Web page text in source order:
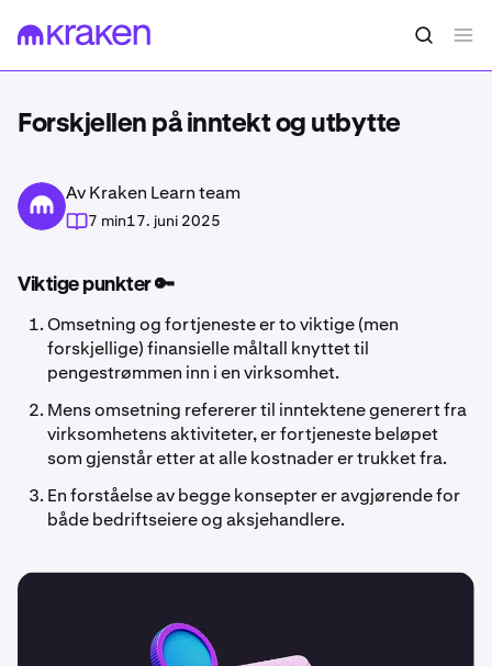
Forskjellen på inntekt og utbytte
Av Kraken Learn team
7 min17. juni 2025
Viktige punkter 🔑
Omsetning og fortjeneste er to viktige (men
forskjellige) finansielle måltall knyttet til
pengestrømmen inn i en virksomhet.
Mens omsetning refererer til inntektene generert fra
virksomhetens aktiviteter, er fortjeneste beløpet
som gjenstår etter at alle kostnader er trukket fra.
En forståelse av begge konsepter er avgjørende for
både bedriftseiere og aksjehandlere.